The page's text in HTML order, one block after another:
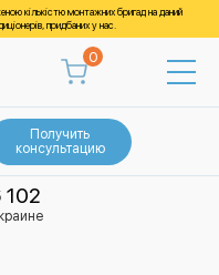
кількістю монтажних бригад на даний
придбаних у нас.
0
Получить
консультацию